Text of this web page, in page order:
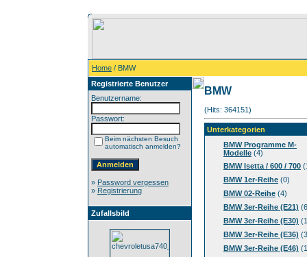
Home / BMW
Registrierte Benutzer
Benutzername:
Passwort:
Beim nächsten Besuch
automatisch anmelden?
» Password vergessen
» Registrierung
Zufallsbild
BMW
(Hits: 364151)
Unterkategorien
BMW Programme M-
Modelle (4)
BMW Isetta / 600 / 700
BMW 1er-Reihe (0)
BMW 02-Reihe (4)
BMW 3er-Reihe (E21)
BMW 3er-Reihe (E30)
BMW 3er-Reihe (E36)
BMW 3er-Reihe (E46)